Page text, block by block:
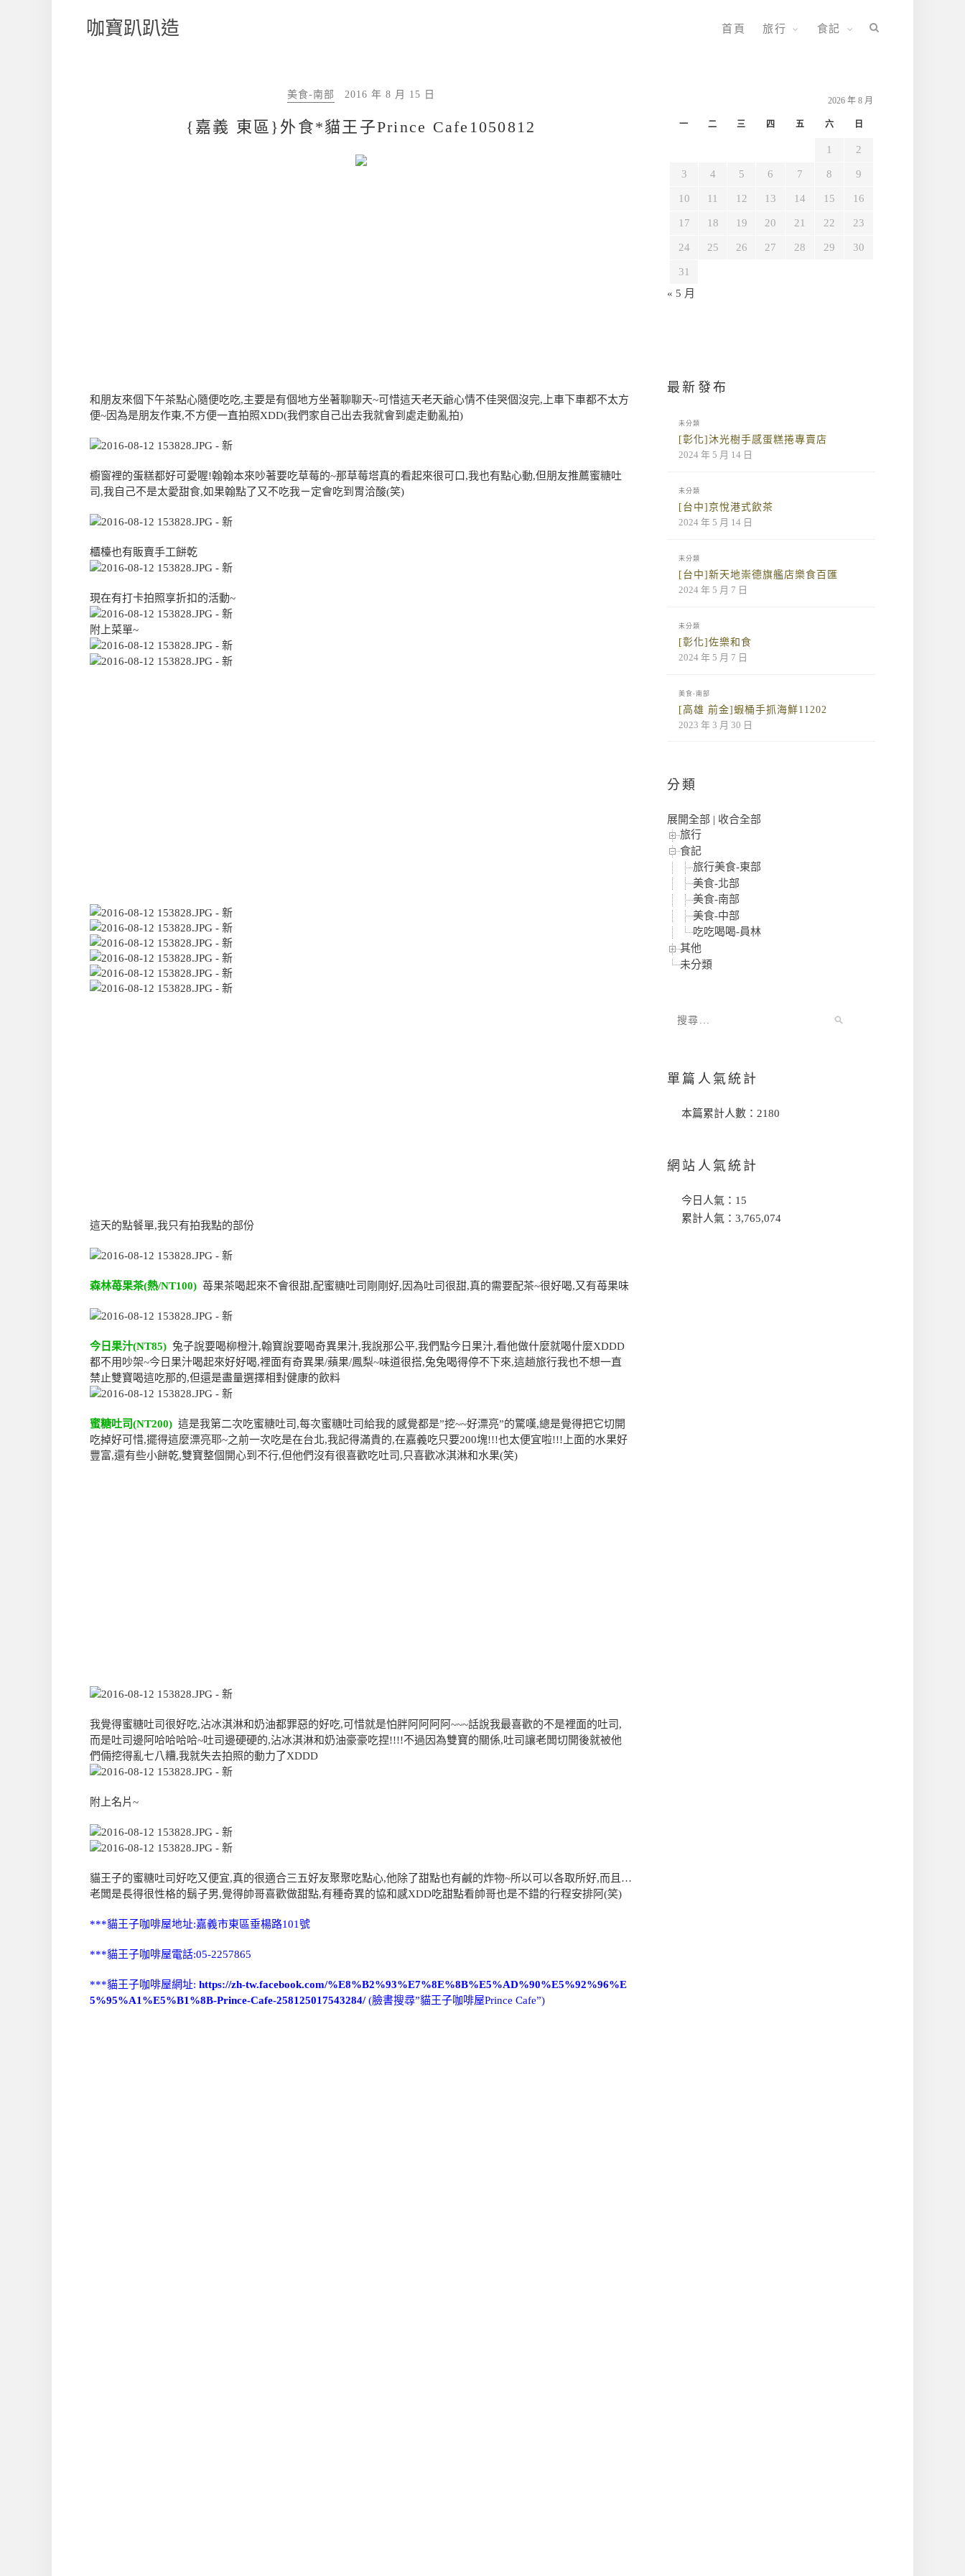
咖寶趴趴造 首頁 旅行 食記
美食-南部 2016 年 8 月 15 日
{嘉義 東區}外食*貓王子Prince Cafe1050812
和朋友來個下午茶點心隨便吃吃,主要是有個地方坐著聊聊天~可惜這天老天爺心情不佳哭個沒完,上車下車都不太方
便~因為是朋友作東,不方便一直拍照XDD(我們家自己出去我就會到處走動亂拍)
櫥窗裡的蛋糕都好可愛喔!翰翰本來吵著要吃草莓的~那草莓塔真的看起來很可口,我也有點心動,但朋友推薦蜜糖吐
司,我自己不是太愛甜食,如果翰點了又不吃我ㄧ定會吃到胃洽酸(笑)
櫃檯也有販賣手工餅乾
現在有打卡拍照享折扣的活動~
附上菜單~
這天的點餐單,我只有拍我點的部份
森林苺果茶(熱/NT100) 苺果茶喝起來不會很甜,配蜜糖吐司剛剛好,因為吐司很甜,真的需要配茶~很好喝,又有苺果味
今日果汁(NT85) 兔子說要喝柳橙汁,翰寶說要喝奇異果汁,我說那公平,我們點今日果汁,看他做什麼就喝什麼XDDD
都不用吵架~今日果汁喝起來好好喝,裡面有奇異果/蘋果/鳳梨~味道很搭,兔兔喝得停不下來,這趟旅行我也不想一直
禁止雙寶喝這吃那的,但還是盡量選擇相對健康的飲料
蜜糖吐司(NT200) 這是我第二次吃蜜糖吐司,每次蜜糖吐司給我的感覺都是”挖~~好漂亮”的驚嘆,總是覺得把它切開
吃掉好可惜,擺得這麼漂亮耶~之前一次吃是在台北,我記得滿貴的,在嘉義吃只要200塊!!!也太便宜啦!!!上面的水果好
豐富,還有些小餅乾,雙寶整個開心到不行,但他們沒有很喜歡吃吐司,只喜歡冰淇淋和水果(笑)
我覺得蜜糖吐司很好吃,沾冰淇淋和奶油都罪惡的好吃,可惜就是怕胖阿阿阿阿~~~話說我最喜歡的不是裡面的吐司,
而是吐司邊阿哈哈哈哈~吐司邊硬硬的,沾冰淇淋和奶油豪豪吃捏!!!!不過因為雙寶的關係,吐司讓老闆切開後就被他
們倆挖得亂七八糟,我就失去拍照的動力了XDDD
附上名片~
貓王子的蜜糖吐司好吃又便宜,真的很適合三五好友聚聚吃點心,他除了甜點也有鹹的炸物~所以可以各取所好,而且…
老闆是長得很性格的鬍子男,覺得帥哥喜歡做甜點,有種奇異的協和感XDD吃甜點看帥哥也是不錯的行程安排阿(笑)
***貓王子咖啡屋地址:嘉義市東區垂楊路101號
***貓王子咖啡屋電話:05-2257865
***貓王子咖啡屋網址: https://zh-tw.facebook.com/%E8%B2%93%E7%8E%8B%E5%AD%90%E5%92%96%E
5%95%A1%E5%B1%8B-Prince-Cafe-258125017543284/(臉書搜尋”貓王子咖啡屋Prince Cafe”)
2026 年 8 月
一 二 三 四 五 六 日
1 2
3 4 5 6 7 8 9
10 11 12 13 14 15 16
17 18 19 20 21 22 23
24 25 26 27 28 29 30
31
« 5 月
最新發布
未分類
[彰化]沐光樹手感蛋糕捲專賣店
2024 年 5 月 14 日
未分類
[台中]京悅港式飲茶
2024 年 5 月 14 日
未分類
[台中]新天地崇德旗艦店樂食百匯
2024 年 5 月 7 日
未分類
[彰化]佐樂和食
2024 年 5 月 7 日
美食-南部
[高雄 前金]蝦桶手抓海鮮11202
2023 年 3 月 30 日
分類
展開全部 | 收合全部
旅行
食記
旅行美食-東部
美食-北部
美食-南部
美食-中部
吃吃喝喝-員林
其他
未分類
單篇人氣統計
本篇累計人數： 2180
網站人氣統計
今日人氣： 15
累計人氣： 3,765,074